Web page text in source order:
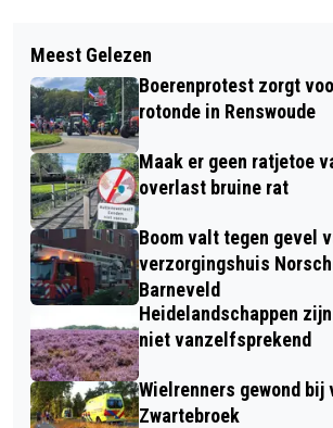
KAMPIOENSCHAP TOWER
U14
SPEELTUIN VOGELWIKKE
GEOPEND
Meest Gelezen
Boerenprotest zorgt
rotonde in Renswoude
Maak er geen ratjetoe
overlast bruine rat
Boom valt tegen gevel
verzorgingshuis
Barneveld
Heidelandschappen
niet vanzelfsprekend
Wielrenners gewond
Zwartebroek